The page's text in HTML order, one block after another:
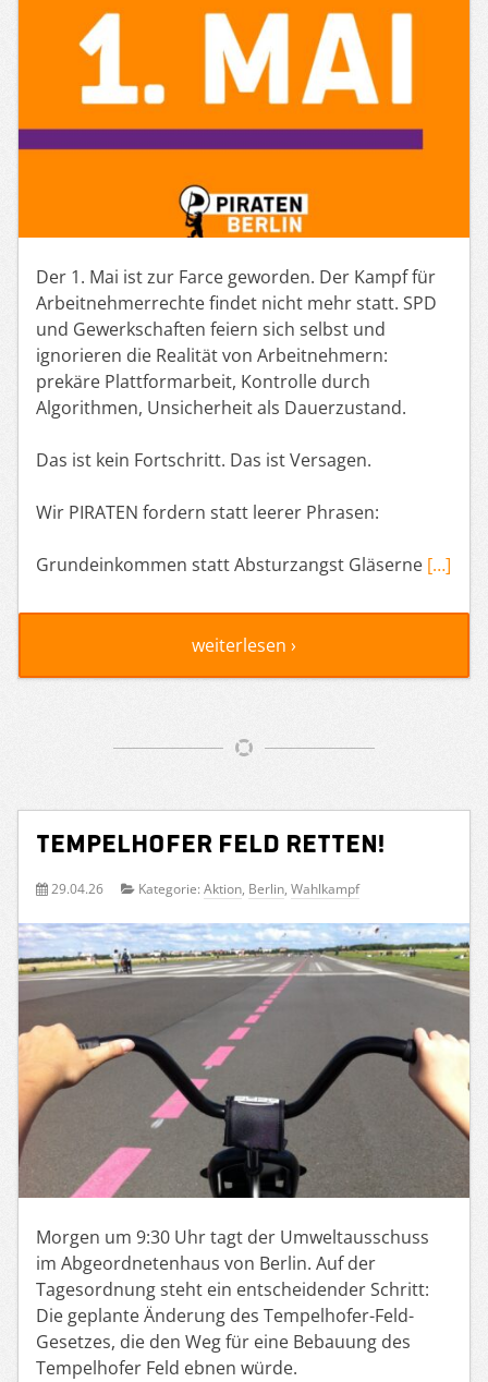
Der 1. Mai ist zur Farce geworden. Der Kampf für
Arbeitnehmerrechte findet nicht mehr statt. SPD
und Gewerkschaften feiern sich selbst und
ignorieren die Realität von Arbeitnehmern:
prekäre Plattformarbeit, Kontrolle durch
Algorithmen, Unsicherheit als Dauerzustand.
Das ist kein Fortschritt. Das ist Versagen.
Wir PIRATEN fordern statt leerer Phrasen:
Grundeinkommen statt Absturzangst Gläserne […]
weiterlesen ›
Tempelhofer Feld retten!
29.04.26 Kategorie: Aktion, Berlin, Wahlkampf
Morgen um 9:30 Uhr tagt der Umweltausschuss
im Abgeordnetenhaus von Berlin. Auf der
Tagesordnung steht ein entscheidender Schritt:
Die geplante Änderung des Tempelhofer-Feld-
Gesetzes, die den Weg für eine Bebauung des
Tempelhofer Feld ebnen würde.